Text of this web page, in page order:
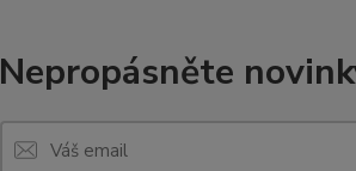
Nepropásněte